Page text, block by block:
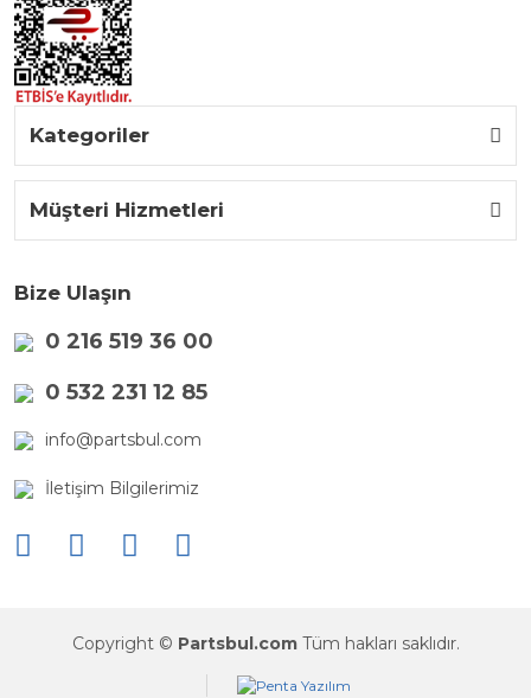
Kategoriler
Müşteri Hizmetleri
Bize Ulaşın
0 216 519 36 00
0 532 231 12 85
info@partsbul.com
İletişim Bilgilerimiz
Copyright © Partsbul.com Tüm hakları saklıdır.